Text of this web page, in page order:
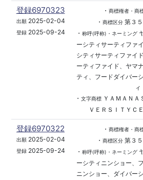
登録6970323
出願2025-02-04
登録2025-09-24
・ 商標権者・商
・ 商標区分第３
・ 称呼(呼称)・ネーミング
ーシティサーティファ
シティサーティファイ
ーティファイド、ヤマ
ティ、フードダイバー
ィ
・ 文字商標ＹＡＭＡＮＡ
ＶＥＲＳＩＴＹＣ
登録6970322
出願2025-02-04
登録2025-09-24
・ 商標権者・商
・ 商標区分第３
・ 称呼(呼称)・ネーミング
ーシティニンショー、
ニンショー、ダイバー